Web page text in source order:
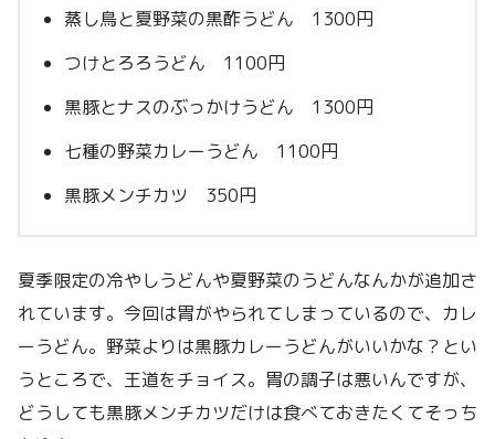
蒸し鳥と夏野菜の黒酢うどん 1300円
つけとろろうどん 1100円
黒豚とナスのぶっかけうどん 1300円
七種の野菜カレーうどん 1100円
黒豚メンチカツ 350円
夏季限定の冷やしうどんや夏野菜のうどんなんかが追加さ
れています。今回は胃がやられてしまっているので、カレ
ーうどん。野菜よりは黒豚カレーうどんがいいかな？とい
うところで、王道をチョイス。胃の調子は悪いんですが、
どうしても黒豚メンチカツだけは食べておきたくてそっち